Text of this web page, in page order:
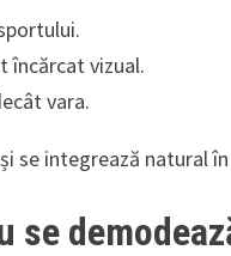
încărcat vizual.
vara.
integrează natural